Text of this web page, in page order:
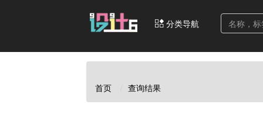
分类导航
首页 查询结果